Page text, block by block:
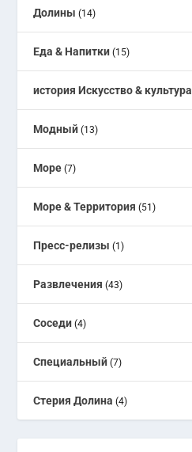
Долины (14)
Еда & Напитки (15)
история Искусство & культура
Модный (13)
Море (7)
Море & Территория (51)
Пресс-релизы (1)
Развлечения (43)
Соседи (4)
Специальный (7)
Стерия Долина (4)